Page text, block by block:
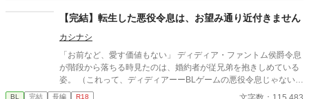
【完結】転生した悪役令息は、お望み通り近付きません
カシナシ
「お前など、愛す価値もない」 ディディア・ファントム侯爵令息
が階段から落ちる時見たのは、婚約者が従兄弟を抱きしめている
姿。 （これって、ディディアーーBLゲームの悪役令息じゃない
か！） 妹の笑顔を見るためにやりこんでいたBLゲーム。引くほど
BL 完結 長編 R18